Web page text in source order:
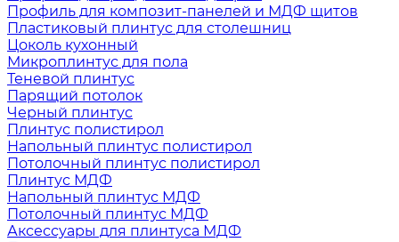
Профиль для композит-панелей и МДФ щитов
Пластиковый плинтус для столешниц
Цоколь кухонный
Микроплинтус для пола
Теневой плинтус
Парящий потолок
Черный плинтус
Плинтус полистирол
Напольный плинтус полистирол
Потолочный плинтус полистирол
Плинтус МДФ
Напольный плинтус МДФ
Потолочный плинтус МДФ
Аксессуары для плинтуса МДФ